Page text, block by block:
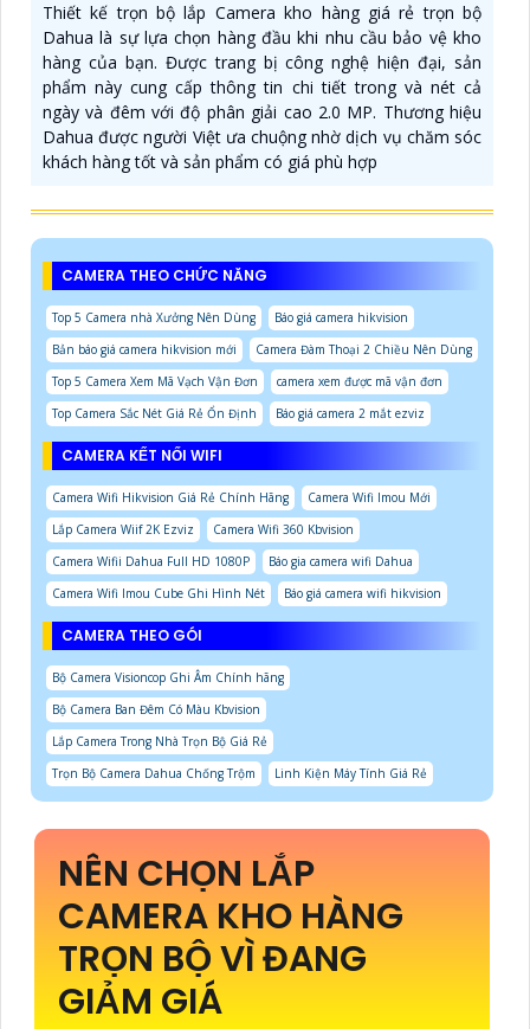
Thiết kế trọn bộ lắp Camera kho hàng giá rẻ trọn bộ
Dahua là sự lựa chọn hàng đầu khi nhu cầu bảo vệ kho
hàng của bạn. Được trang bị công nghệ hiện đại, sản
phẩm này cung cấp thông tin chi tiết trong và nét cả
ngày và đêm với độ phân giải cao 2.0 MP. Thương hiệu
Dahua được người Việt ưa chuộng nhờ dịch vụ chăm sóc
khách hàng tốt và sản phẩm có giá phù hợp
CAMERA THEO CHỨC NĂNG
Top 5 Camera nhà Xưởng Nên Dùng
Báo giá camera hikvision
Bản báo giá camera hikvision mới
Camera Đàm Thoại 2 Chiều Nên Dùng
Top 5 Camera Xem Mã Vạch Vận Đơn
camera xem được mã vận đơn
Top Camera Sắc Nét Giá Rẻ Ổn Định
Báo giá camera 2 mắt ezviz
CAMERA KẾT NỐI WIFI
Camera Wifi Hikvision Giá Rẻ Chính Hãng
Camera Wifi Imou Mới
Lắp Camera Wiif 2K Ezviz
Camera Wifi 360 Kbvision
Camera Wifii Dahua Full HD 1080P
Báo gia camera wifi Dahua
Camera Wifi Imou Cube Ghi Hình Nét
Báo giá camera wifi hikvision
CAMERA THEO GÓI
Bộ Camera Visioncop Ghi Âm Chính hãng
Bộ Camera Ban Đêm Có Màu Kbvision
Lắp Camera Trong Nhà Trọn Bộ Giá Rẻ
Trọn Bộ Camera Dahua Chống Trộm
Linh Kiện Máy Tính Giá Rẻ
NÊN CHỌN LẮP
CAMERA KHO HÀNG
TRỌN BỘ VÌ ĐANG
GIẢM GIÁ